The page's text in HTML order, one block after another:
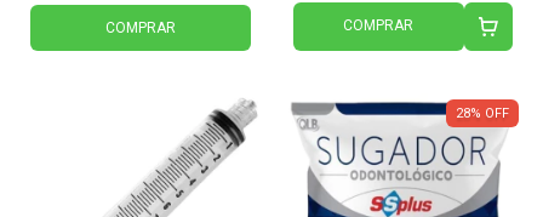
COMPRAR COMPRAR
28% OFF